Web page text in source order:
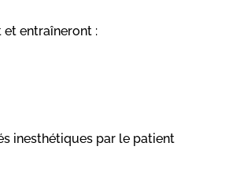
et entraîneront :
inesthétiques par le patient